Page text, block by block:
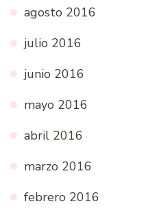
agosto 2016
julio 2016
junio 2016
mayo 2016
abril 2016
marzo 2016
febrero 2016